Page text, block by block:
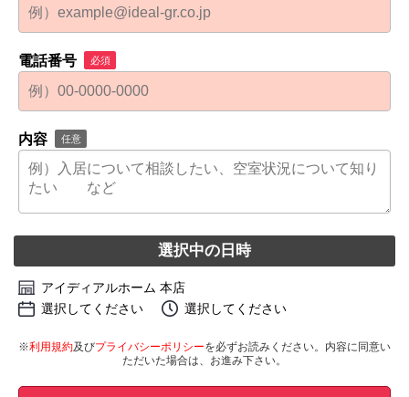
電話番号 必須
内容 任意
選択中の日時
アイディアルホーム 本店
選択してください
選択してください
※利用規約及びプライバシーポリシーを必ずお読みください。内容に同意い
ただいた場合は、お進み下さい。